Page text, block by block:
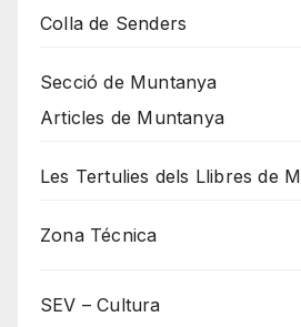
Colla de Senders
Secció de Muntanya
Articles de Muntanya
Les Tertulies dels Llibres de
Zona Técnica
SEV – Cultura